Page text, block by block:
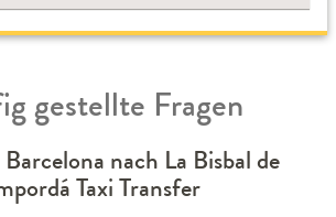
gestellte Fragen
nach La Bisbal de
Taxi Transfer